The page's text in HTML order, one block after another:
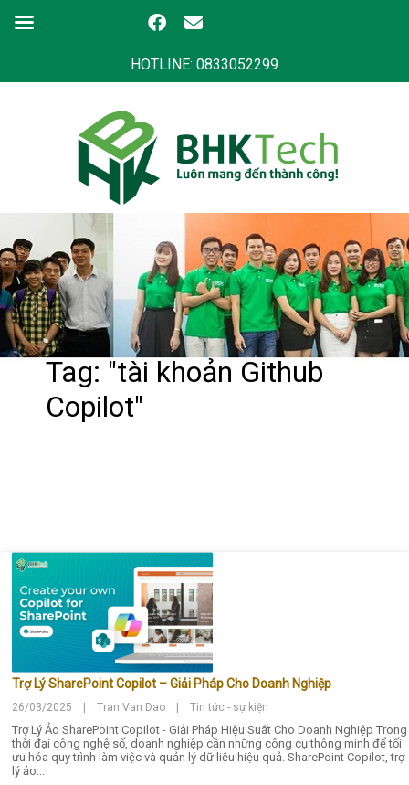
HOTLINE: 0833052299
Tag: "tài khoản Github
Copilot"
Trợ Lý SharePoint Copilot – Giải Pháp Cho Doanh Nghiệp
26/03/2025 | Tran Van Dao | Tin tức - sự kiện
Trợ Lý Ảo SharePoint Copilot - Giải Pháp Hiệu Suất Cho Doanh Nghiệp Trong
thời đại công nghệ số, doanh nghiệp cần những công cụ thông minh để tối
ưu hóa quy trình làm việc và quản lý dữ liệu hiệu quả. SharePoint Copilot, trợ
lý ảo...